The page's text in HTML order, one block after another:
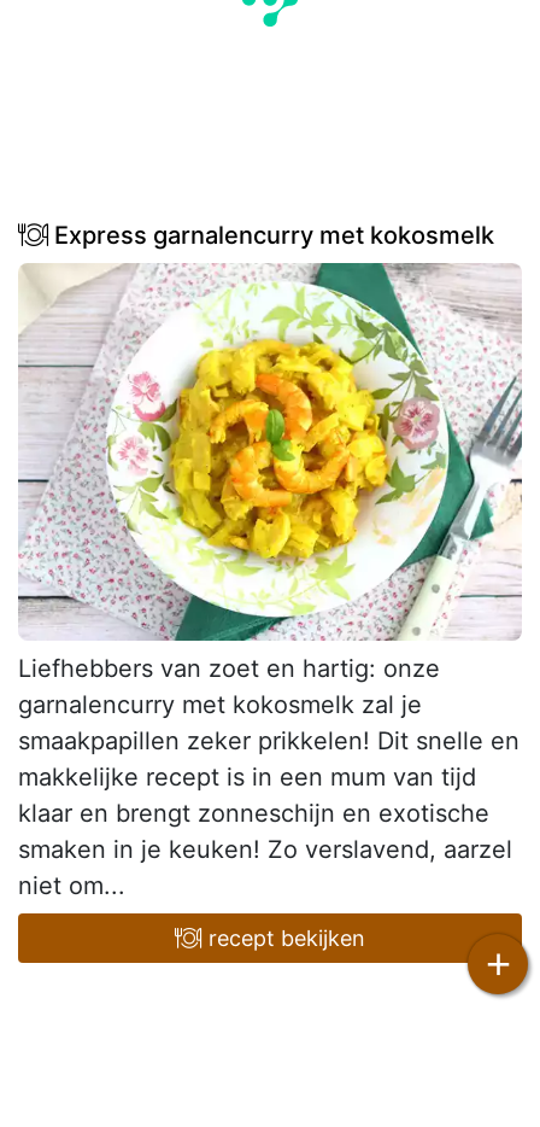
Express garnalencurry met kokosmelk
Liefhebbers van zoet en hartig: onze
garnalencurry met kokosmelk zal je
smaakpapillen zeker prikkelen! Dit snelle en
makkelijke recept is in een mum van tijd
klaar en brengt zonneschijn en exotische
smaken in je keuken! Zo verslavend, aarzel
niet om...
recept bekijken
+